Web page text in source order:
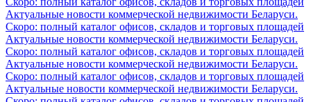
Актуальные новости коммерческой недвижимости Беларуси.
Скоро: полный каталог офисов, складов и торговых площадей
Актуальные новости коммерческой недвижимости Беларуси.
Скоро: полный каталог офисов, складов и торговых площадей
Актуальные новости коммерческой недвижимости Беларуси.
Скоро: полный каталог офисов, складов и торговых площадей
Актуальные новости коммерческой недвижимости Беларуси.